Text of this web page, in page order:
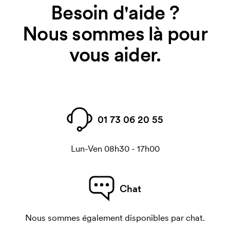
Besoin d'aide ?
Nous sommes là pour
vous aider.
01 73 06 20 55
Lun-Ven 08h30 - 17h00
Chat
Nous sommes également disponibles par chat.